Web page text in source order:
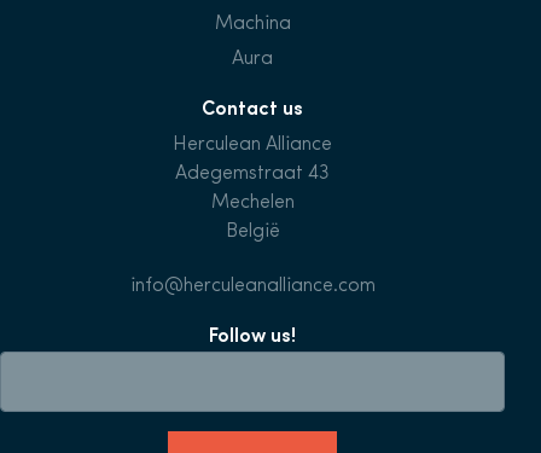
Machina
Aura
Contact us
Herculean Alliance
Adegemstraat 43
Mechelen
België
info@herculeanalliance.com
Follow us!